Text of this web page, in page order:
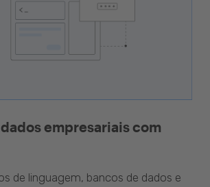
empresariais com
de linguagem, bancos de dados e